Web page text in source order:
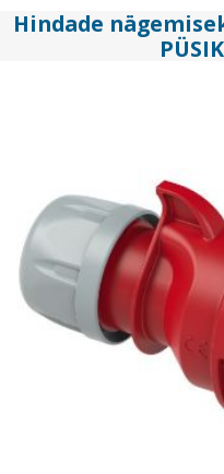
Hindade